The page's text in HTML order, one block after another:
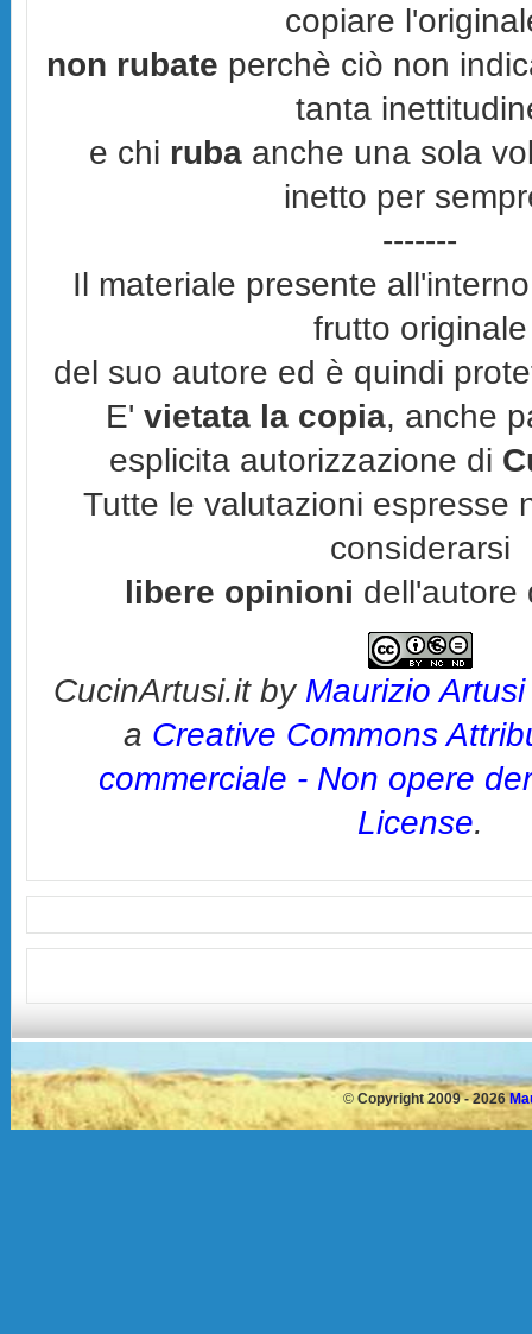
copiare
non rubate perchè ciò non
tanta
e chi ruba anche una sola
inetto per
-------
Il materiale presente
frutto originale
del suo autore ed è quindi
E'vietata la copia, anche
esplicita autorizzazione di
Tutte le valutazioni espresse
considerarsi
libere opinioni dell'autore
CucinArtusi.itby Maurizio Artusi
a Creative Commons
commerciale - Non opere
License.
© Copyright 2009 - 2026